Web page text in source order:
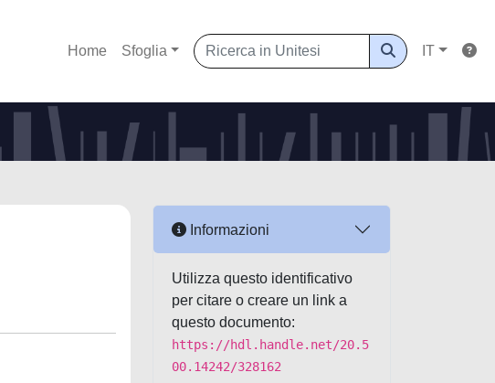
Home Sfoglia IT
Informazioni
Utilizza questo identificativo
per citare o creare un link a
questo documento:
https://hdl.handle.net/20.5
00.14242/328162